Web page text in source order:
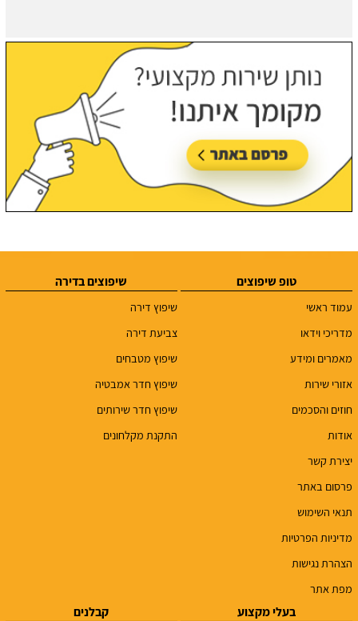
טופ שיפוצים
עמוד ראשי
מדריכי וידאו
מאמרים ומידע
אזורי שירות
חוזים והסכמים
אודות
יצירת קשר
פרסום באתר
תנאי השימוש
מדיניות הפרטיות
הצהרת נגישות
מפת אתר
שיפוצים בדירה
שיפוץ דירה
צביעת דירה
שיפוץ מטבחים
שיפוץ חדר אמבטיה
שיפוץ חדר שירותים
התקנת מקלחונים
בעלי מקצוע קבלנים